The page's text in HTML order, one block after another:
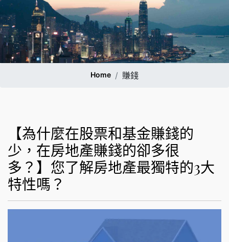
Home 賺錢
【為什麼在股票和基金賺錢的
少，在房地產賺錢的卻多很
多？】您了解房地產最獨特的3大
特性嗎？